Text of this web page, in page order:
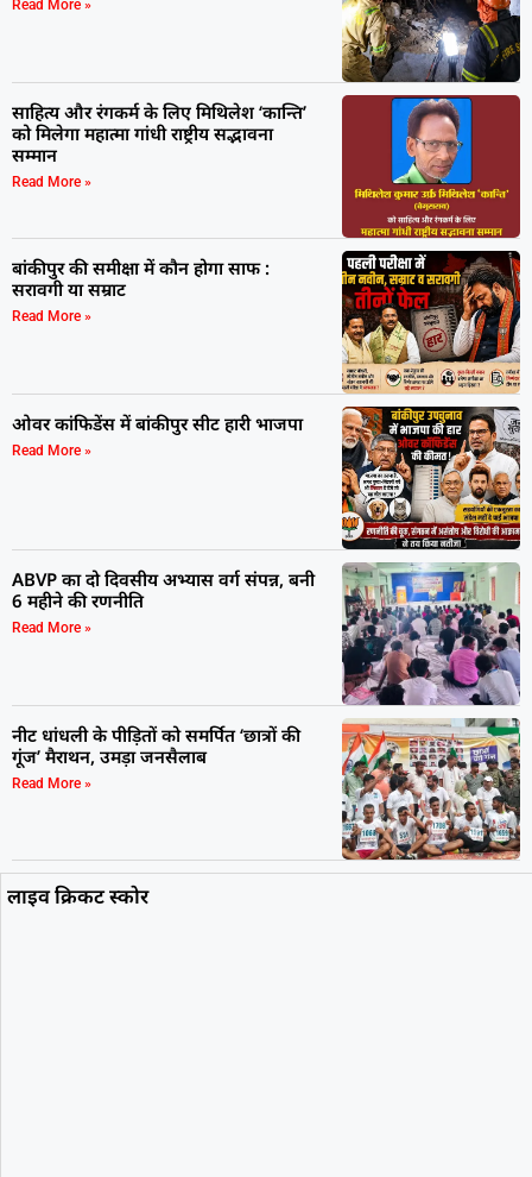
Read More »
साहित्य और रंगकर्म के लिए मिथिलेश ‘कान्ति’
को मिलेगा महात्मा गांधी राष्ट्रीय सद्भावना
सम्मान
Read More »
बांकीपुर की समीक्षा में कौन होगा साफ :
सरावगी या सम्राट
Read More »
ओवर कांफिडेंस में बांकीपुर सीट हारी भाजपा
Read More »
ABVP का दो दिवसीय अभ्यास वर्ग संपन्न, बनी
6 महीने की रणनीति
Read More »
नीट धांधली के पीड़ितों को समर्पित ‘छात्रों की
गूंज’ मैराथन, उमड़ा जनसैलाब
Read More »
लाइव क्रिकट स्कोर